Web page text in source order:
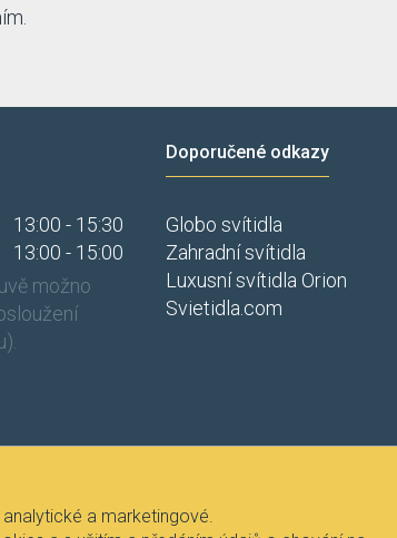
13:00 - 15:30
13:00 - 15:00
možno
Doporučené odkazy
Globo svítidla
Zahradní svítidla
Luxusní svítidla Orion
Svietidla.com
a marketingové.